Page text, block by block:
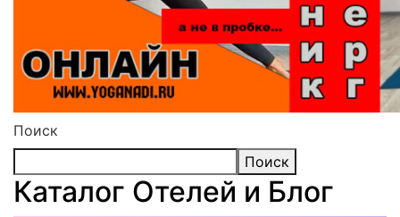
Поиск
Поиск
Каталог Отелей и Блог